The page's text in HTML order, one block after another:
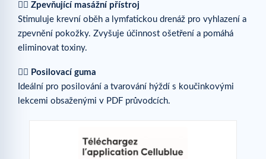
💆‍♀️ Zpevňující masážní přístroj
Stimuluje krevní oběh a lymfatickou drenáž pro vyhlazení a
zpevnění pokožky. Zvyšuje účinnost ošetření a pomáhá
eliminovat toxiny.
🏋️‍♀️ Posilovací guma
Ideální pro posilování a tvarování hýždí s koučinkovými
lekcemi obsaženými v PDF průvodcích.